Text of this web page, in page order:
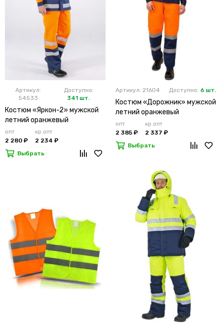
Артикул:
54533
Доступно:
341 шт.
Костюм «Яркон-2» мужской
летний оранжевый
опт
2 280 ₽
кр.опт
2 234 ₽
Выбрать
Артикул: 21604 Доступно: 6 шт.
Костюм «Дорожник» мужской
летний оранжевый
опт
2 385 ₽
кр.опт
2 337 ₽
Выбрать